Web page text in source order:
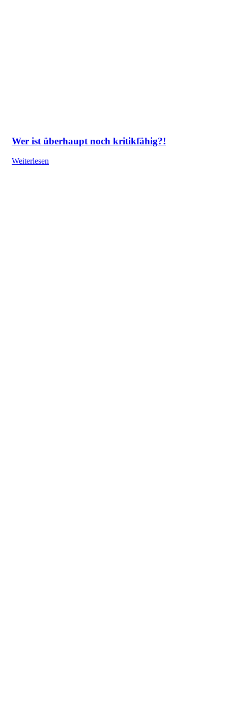
Wer ist überhaupt noch kritikfähig?!
Weiterlesen